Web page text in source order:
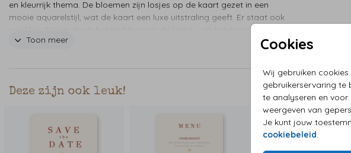
Cookies
Wij gebruiken
gebruikerservaring te
te analyseren en
weergeven van
Je kunt jouw
cookiebeleid.
en kleurrijk thema. De bloemen zijn losjes op de kaart gezet in een
mooie aquarelstijl, wat de kaart een luxe uitstraling geeft. Er staat ook
een klein bloemetje in het midden van de kaart, wat het nog meer
bijzonder maakt. De kaart is verkrijgbaar in verschillende kleuren,
Toon meer
Deze zijn ook leuk!